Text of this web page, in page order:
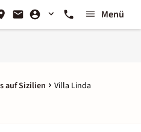
Menü
auf Sizilien Villa Linda